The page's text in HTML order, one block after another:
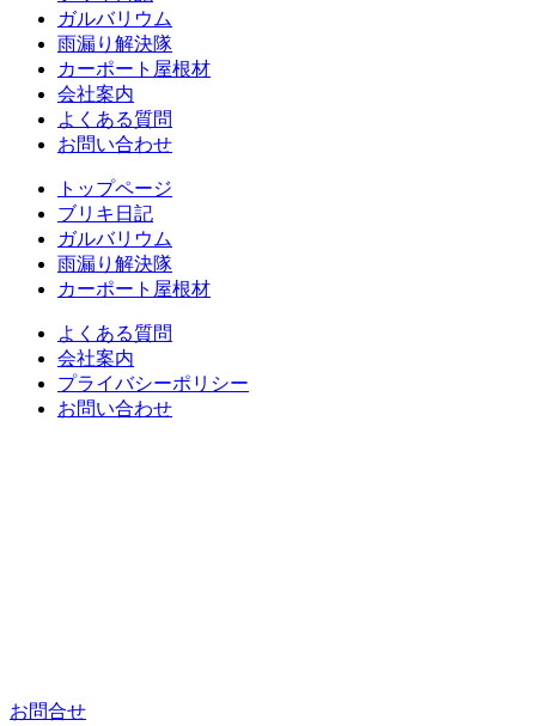
ガルバリウム
雨漏り解決隊
カーポート屋根材
会社案内
よくある質問
お問い合わせ
トップページ
ブリキ日記
ガルバリウム
雨漏り解決隊
カーポート屋根材
よくある質問
会社案内
プライバシーポリシー
お問い合わせ
お問合せ